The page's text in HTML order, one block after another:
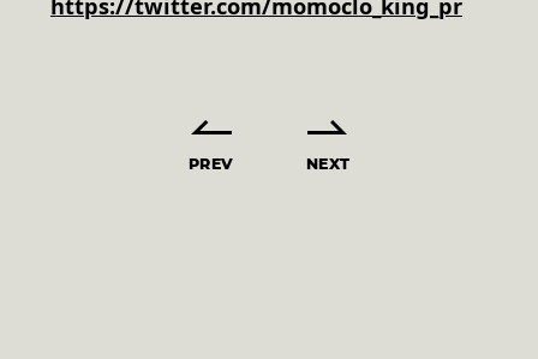
https://twitter.com/momoclo_king_pr
PREV NEXT